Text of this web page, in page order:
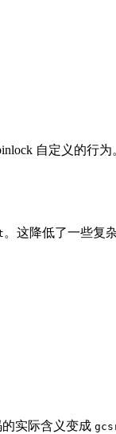
自定义的行
。这降低了一些复
实际含义变成